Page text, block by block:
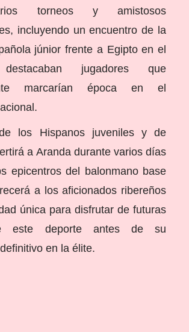
torneos y amistosos
incluyendo un encuentro de la
júnior frente a Egipto en el
jugadores que
marcarían época en el
los Hispanos juveniles y de
a Aranda durante varios días
epicentros del balonmano base
a los aficionados ribereños
única para disfrutar de futuras
este deporte antes de su
en la élite.